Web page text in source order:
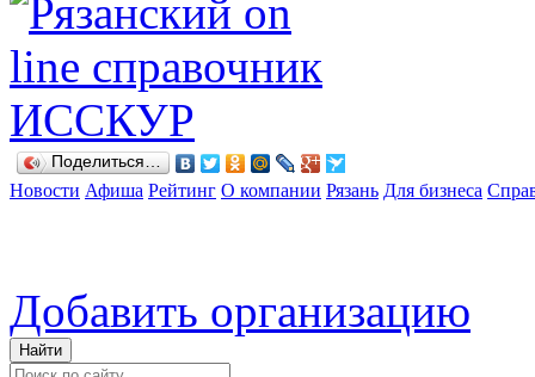
Поделиться…
Новости Афиша Рейтинг О компании Рязань Для бизнеса
Добавить организацию